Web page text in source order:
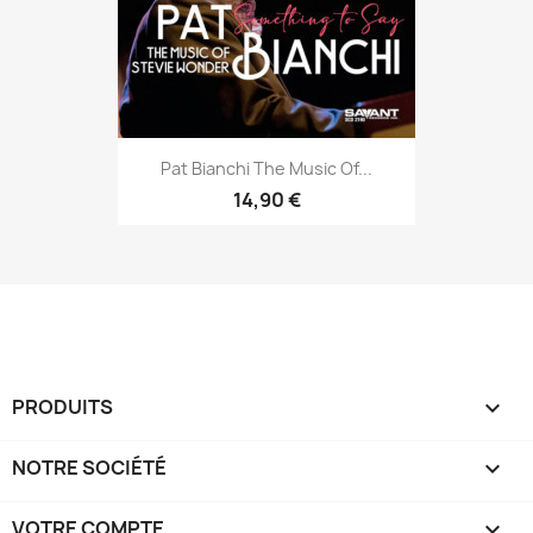
Pat Bianchi The Music Of...
14,90 €
PRODUITS 
NOTRE SOCIÉTÉ 